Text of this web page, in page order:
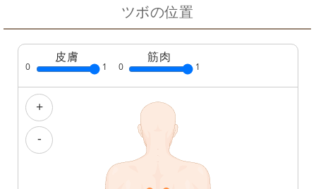
ツボの位置
皮膚 筋肉